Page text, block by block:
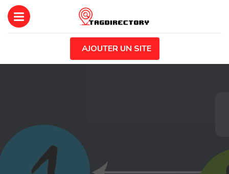
AJOUTER UN SITE